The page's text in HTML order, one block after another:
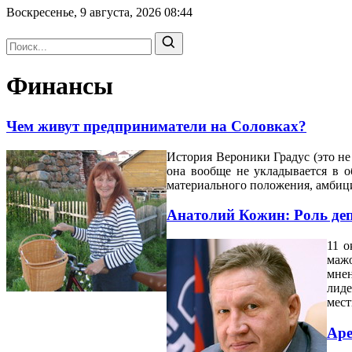
Воскресенье, 9 августа, 2026 08:44
Финансы
Чем живут предприниматели на Соловках?
История Вероники Градус (это
она вообще не укладывается в
материального положения,
Анатолий Кожин: Роль
11